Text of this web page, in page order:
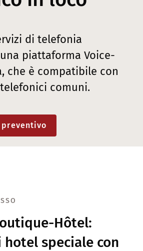
di telefonia
piattaforma Voice-
che è compatibile con
comuni.
Hôtel:
speciale con